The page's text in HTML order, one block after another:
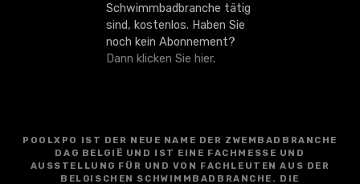
Schwimmbadbranche tätig
sind, kostenlos. Haben Sie
noch kein Abonnement?
Dann klicken Sie hier.
POOLXPO IST DER NEUE NAME DER ZWEMBADBRANCHE
DAG BELGIË UND IST EINE FACHMESSE UND
AUSSTELLUNG FÜR UND VON FACHLEUTEN AUS DER
BELGISCHEN SCHWIMMBADBRANCHE. DIE